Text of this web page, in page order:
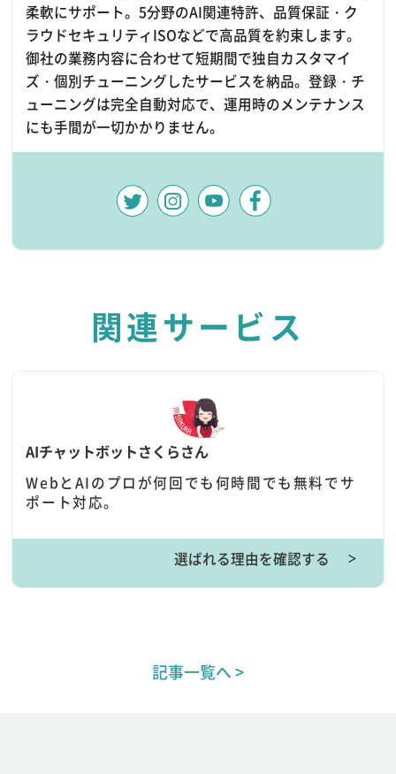
柔軟にサポート。5分野のAI関連特許、品質保証・ク
ラウドセキュリティISOなどで高品質を約束します。
御社の業務内容に合わせて短期間で独自カスタマイ
ズ・個別チューニングしたサービスを納品。登録・チ
ューニングは完全自動対応で、運用時のメンテナンス
にも手間が一切かかりません。
関連サービス
AIチャットボットさくらさん
WebとAIのプロが何回でも何時間でも無料でサ
ポート対応。
選ばれる理由を確認する ＞
記事一覧へ >